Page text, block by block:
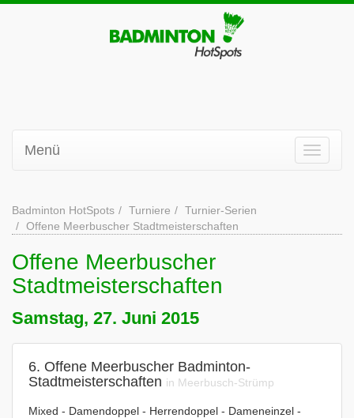
Menü
Badminton HotSpots Turniere
Turnier-Serien
Offene Meerbuscher Stadtmeisterschaften
Offene Meerbuscher
Stadtmeisterschaften
Samstag, 27. Juni 2015
6. Offene Meerbuscher Badminton-
Stadtmeisterschaften in Meerbusch-Strümp
Mixed - Damendoppel - Herrendoppel - Dameneinzel -